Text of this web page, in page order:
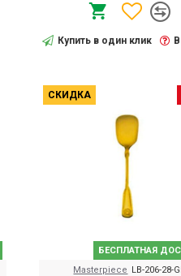
Купить в один клик
СКИДКА
БЕСПЛАТНАЯ
Masterpiece LB-206-28-